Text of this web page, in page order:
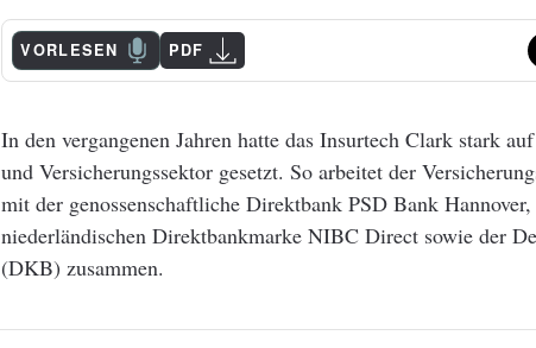
VORLESEN PDF
In den vergangenen Jahren hatte das Insurtech Clark stark
und Versicherungssektor gesetzt. So arbeitet der
mit der genossenschaftliche Direktbank PSD Bank
niederländischen Direktbankmarke NIBC Direct sowie der
(DKB) zusammen.